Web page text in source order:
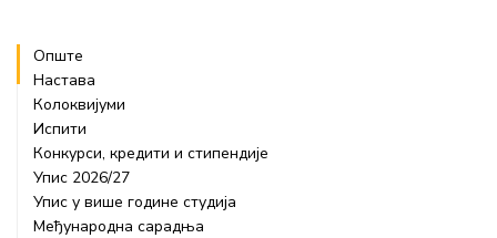
Опште
Настава
Колоквијуми
Испити
Конкурси, кредити и стипендије
Упис 2026/27
Упис у више године студија
Међународна сарадња